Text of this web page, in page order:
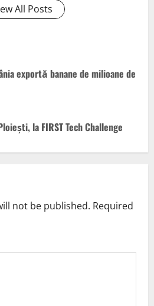
All Posts
exportă banane de milioane de
la FIRST Tech Challenge
not be published. Required